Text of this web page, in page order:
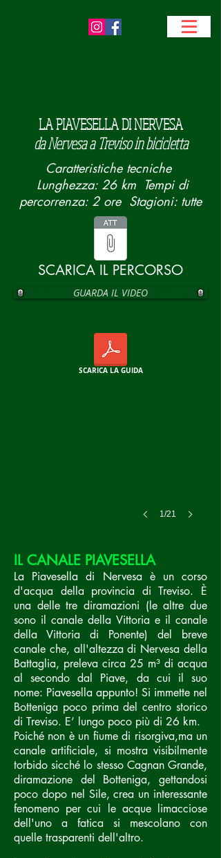
LA PIAVESELLA DI NERVESA
da Nervesa a Treviso in bicicletta
Caratteristiche tecniche
Lunghezza: 26 km Tempi di
percorrenza: 2 ore Stagioni: tutte
SCARICA IL PERCORSO
GUARDA IL VIDEO
SCARICA LA GUIDA
1/21
IL CANALE PIAVESELLA
La Piavesella di Nervesa è un corso
d'acqua della provincia di Treviso. È
una delle tre diramazioni (le altre due
sono ilcanale della Vittoria e ilcanale
della Vittoria di Ponente) del breve
canale che, all'altezza di Nervesa della
Battaglia, preleva circa 25 m³ di acqua
al secondo dal Piave, da cui il suo
nome: Piavesella appunto! Si immette nel
Botteniga poco prima del centro storico
di Treviso. E’ lungo poco più di 26 km.
Poiché non è un fiume di risorgiva,ma un
canale artificiale, si mostra visibilmente
torbido sicché lo stesso Cagnan Grande,
diramazione del Botteniga, gettandosi
poco dopo nel Sile, crea un interessante
fenomeno per cui le acque limacciose
dell'uno a fatica si mescolano con
quelle trasparenti dell'altro.